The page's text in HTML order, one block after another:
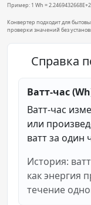
Пример: 1 Wh =
Конвертер подходит для
проверки значений без
Справка
Ватт-час
Ватт-час
или
ватт за один
История:
как энергия
течение